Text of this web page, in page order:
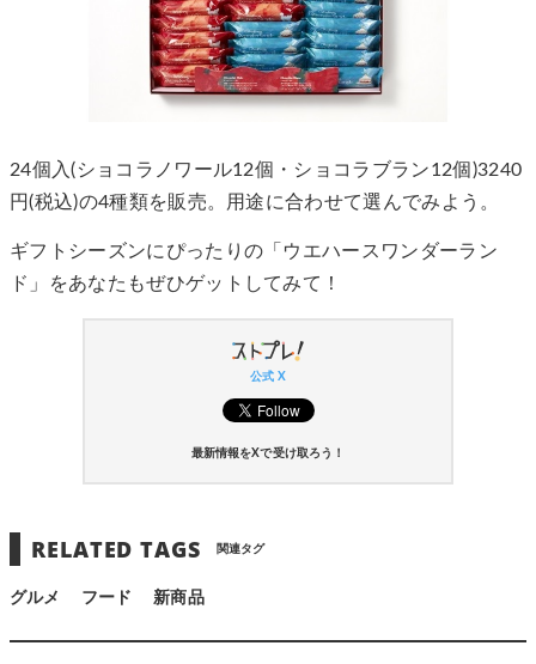
24個入(ショコラノワール12個・ショコラブラン12個)3240
円(税込)の4種類を販売。用途に合わせて選んでみよう。
ギフトシーズンにぴったりの「ウエハースワンダーラン
ド」をあなたもぜひゲットしてみて！
公式 X
最新情報をXで受け取ろう！
RELATED TAGS 関連タグ
グルメ フード 新商品